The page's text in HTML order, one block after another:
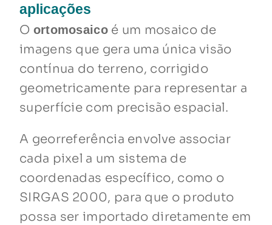
aplicações
O ortomosaicoé um mosaico de
imagens que gera uma única visão
contínua do terreno, corrigido
geometricamente para representar a
superfície com precisão espacial.
A georreferência envolve associar
cada pixel a um sistema de
coordenadas específico, como o
SIRGAS 2000, para que o produto
possa ser importado diretamente em